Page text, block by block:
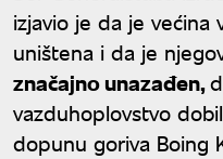
izjavio je da je većina
uništena i da je
značajno unazađen,
vazduhoplovstvo
dopunu goriva Boing